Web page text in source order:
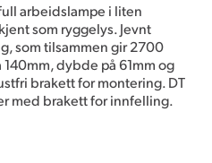
arbeidslampe i liten
som ryggelys. Jevnt
som tilsammen gir 2700
dybde på 61mm og
brakett for montering. DT
med brakett for innfelling.